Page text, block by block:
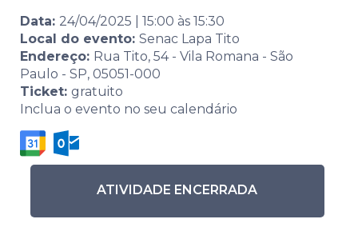
Data: 24/04/2025 15:00 às 15:30
Local do evento: Senac Lapa Tito
Endereço: Rua Tito, 54 - Vila Romana - São
Paulo - SP, 05051-000
Ticket: gratuito
Inclua o evento no seu calendário
ATIVIDADE ENCERRADA